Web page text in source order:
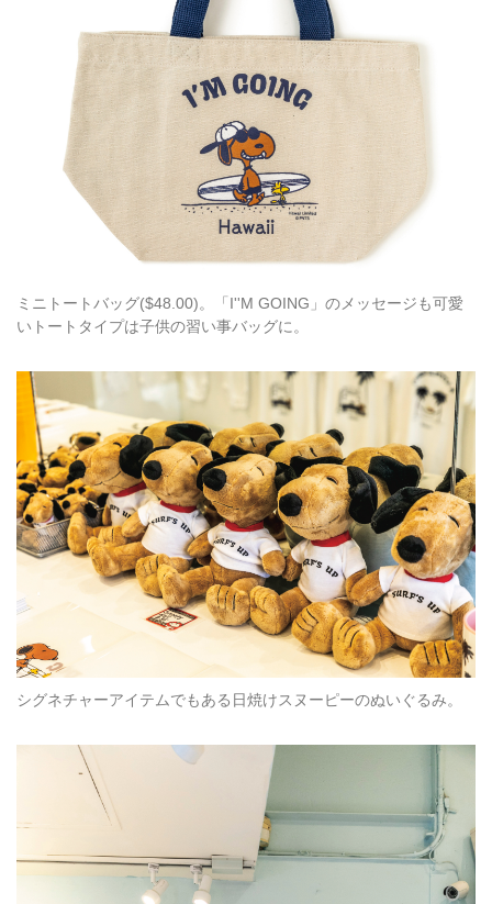
ミニトートバッグ($48.00)。「I''M GOING」のメッセージも可愛
いトートタイプは子供の習い事バッグに。
シグネチャーアイテムでもある日焼けスヌーピーのぬいぐるみ。